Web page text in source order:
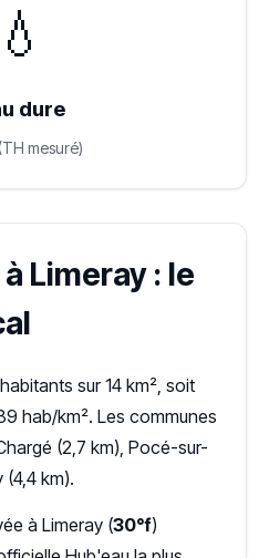
💧
dure
(TH mesuré)
Limeray : le
sur 14 km², soit
hab/km². Les communes
(2,7 km), Pocé-sur-
(4,4 km).
à Limeray (30°f)